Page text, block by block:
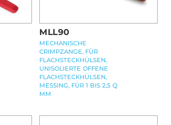
MLL90
MECHANISCHE
CRIMPZANGE, FÜR
FLACHSTECKHÜLSEN,
UNISOLIERTE OFFENE
FLACHSTECKHÜLSEN,
MESSING, FÜR 1 BIS 2,5 Q
MM